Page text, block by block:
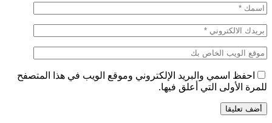
احفظ اسمي والبريد الإلكتروني وموقع الويب في هذا المتصفح
للمرة الأولى التي أعلق فيها.